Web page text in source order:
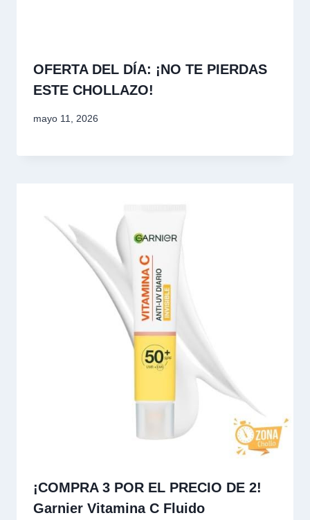
OFERTA DEL DÍA: ¡NO TE PIERDAS
ESTE CHOLLAZO!
mayo 11, 2026
¡COMPRA 3 POR EL PRECIO DE 2!
Garnier Vitamina C Fluido